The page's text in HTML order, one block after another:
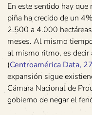
En este sentido hay
piña ha crecido de un
2.500 a 4.000
meses. Al mismo
al mismo ritmo, es
(Centroamérica Data,
expansión sigue
Cámara Nacional de
gobierno de negar el